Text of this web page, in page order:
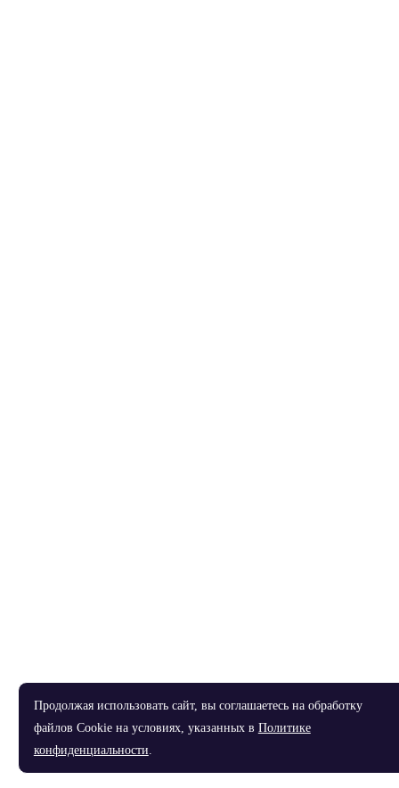
Продолжая использовать сайт, вы соглашаетесь на обработку
файлов Cookie на условиях, указанных в Политике
конфиденциальности.